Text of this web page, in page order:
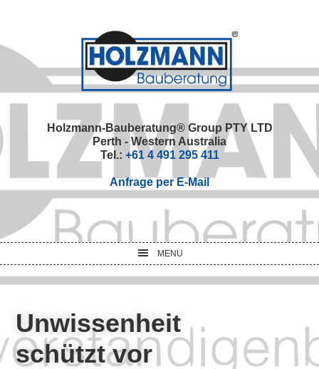
primary
navigation
main
content
primary
sidebar
footer
Holzmann-Bauberatung® Group PTY LTD
Perth - Western Australia
Tel.: +61 4 491 295 411
Anfrage per E-Mail
MENU
Unwissenheit
schützt vor